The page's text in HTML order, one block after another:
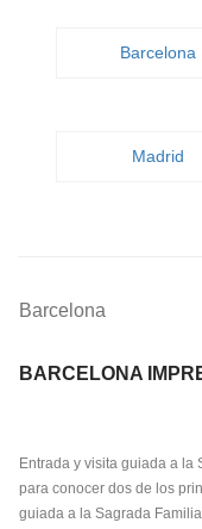
Barcelona
Madrid
Barcelona
BARCELONA
Entrada y visita guiada a la
para conocer dos de los
guiada a la Sagrada